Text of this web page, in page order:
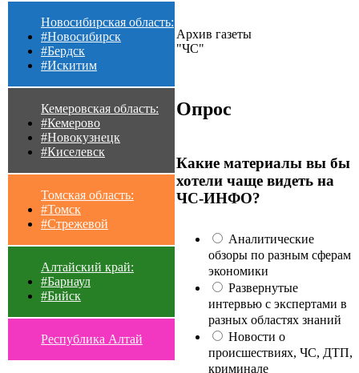
Новосибирская область:
#Новосибирск
#Бердск
#Искитим
Кемеровская область:
#Кемерово
#Новокузнецк
#Киселевск
Томская область:
#Томск
#Стрежевой
Алтайский край:
#Барнаул
#Бийск
Республика Алтай
Архив газеты
"ЧС"
Опрос
Какие материалы вы бы
хотели чаще видеть на
ЧС-ИНФО?
Аналитические
обзоры по разным сферам
экономики
Развернутые
интервью с экспертами в
разных областях знаний
Новости о
происшествиях, ЧС, ДТП,
криминале